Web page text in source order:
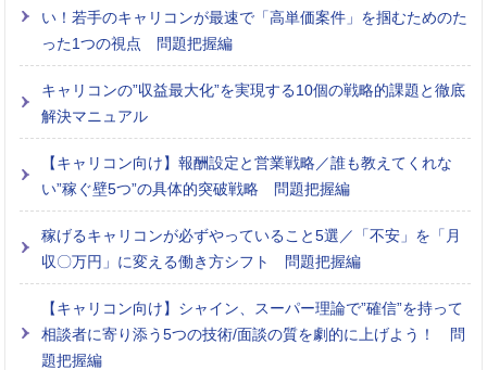
い！若手のキャリコンが最速で「高単価案件」を掴むためのた
った1つの視点 問題把握編
キャリコンの”収益最大化”を実現する10個の戦略的課題と徹底
解決マニュアル
【キャリコン向け】報酬設定と営業戦略／誰も教えてくれな
い”稼ぐ壁5つ”の具体的突破戦略 問題把握編
稼げるキャリコンが必ずやっていること5選／「不安」を「月
収〇万円」に変える働き方シフト 問題把握編
【キャリコン向け】シャイン、スーパー理論で”確信”を持って
相談者に寄り添う5つの技術/面談の質を劇的に上げよう！ 問
題把握編